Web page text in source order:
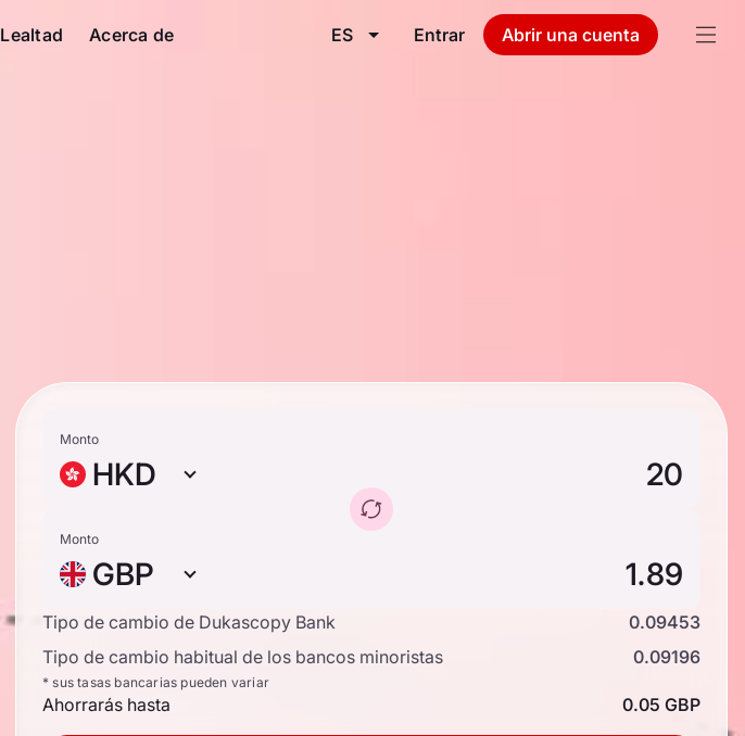
Lealtad Acerca de ES Entrar Abrir una cuenta
Monto
HKD
Monto
GBP
Tipo de cambio de Dukascopy Bank
0.09453
Tipo de cambio habitual de los bancos minoristas
0.09196
* sus tasas bancarias pueden variar
Ahorrarás hasta 0.05 GBP